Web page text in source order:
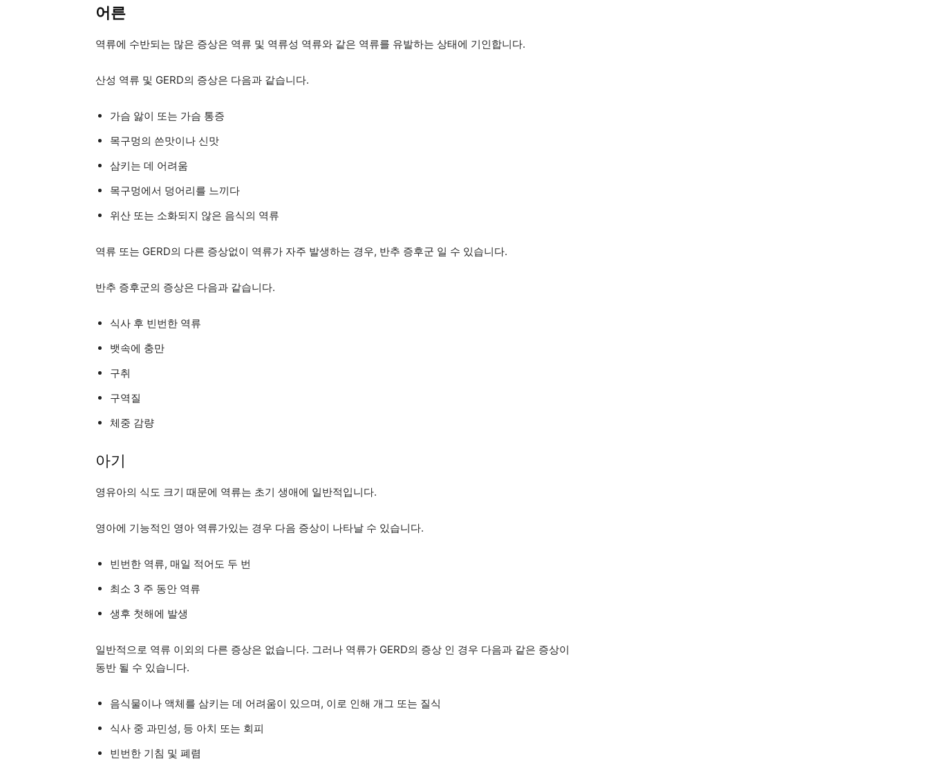
어른
역류에 수반되는 많은 증상은 역류 및 역류성 역류와 같은 역류를 유발하는 상태에 기인합니다.
산성 역류 및 GERD의 증상은 다음과 같습니다.
가슴 앓이 또는 가슴 통증
목구멍의 쓴맛이나 신맛
삼키는 데 어려움
목구멍에서 덩어리를 느끼다
위산 또는 소화되지 않은 음식의 역류
역류 또는 GERD의 다른 증상없이 역류가 자주 발생하는 경우, 반추 증후군 일 수 있습니다.
반추 증후군의 증상은 다음과 같습니다.
식사 후 빈번한 역류
뱃속에 충만
구취
구역질
체중 감량
아기
영유아의 식도 크기 때문에 역류는 초기 생애에 일반적입니다.
영아에 기능적인 영아 역류가있는 경우 다음 증상이 나타날 수 있습니다.
빈번한 역류, 매일 적어도 두 번
최소 3 주 동안 역류
생후 첫해에 발생
일반적으로 역류 이외의 다른 증상은 없습니다. 그러나 역류가 GERD의 증상 인 경우 다음과 같은 증상이
동반 될 수 있습니다.
음식물이나 액체를 삼키는 데 어려움이 있으며, 이로 인해 개그 또는 질식
식사 중 과민성, 등 아치 또는 회피
빈번한 기침 및 폐렴